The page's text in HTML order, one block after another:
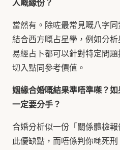
人嘅緣份？
當然有。除咗最常見嘅八字
結合西方嘅占星學，例如分
易經占卜都可以針對特定問
切入點同參考價值。
姻緣合婚嘅結果準唔準㗎？
一定要分手？
合婚分析似一份「關係體檢
此優缺點，而唔係判你哋死